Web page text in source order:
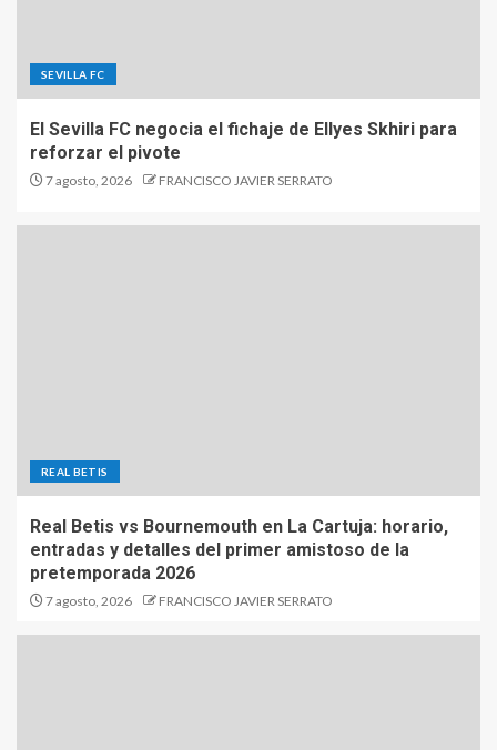
SEVILLA FC
El Sevilla FC negocia el fichaje de Ellyes Skhiri para
reforzar el pivote
7 agosto, 2026 FRANCISCO JAVIER SERRATO
REAL BETIS
Real Betis vs Bournemouth en La Cartuja: horario,
entradas y detalles del primer amistoso de la
pretemporada 2026
7 agosto, 2026 FRANCISCO JAVIER SERRATO